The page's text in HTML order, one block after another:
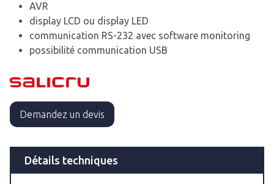
AVR
display LCD ou display LED
communication RS-232 avec software monitoring
possibilité communication USB
Demandez un devis
Détails techniques